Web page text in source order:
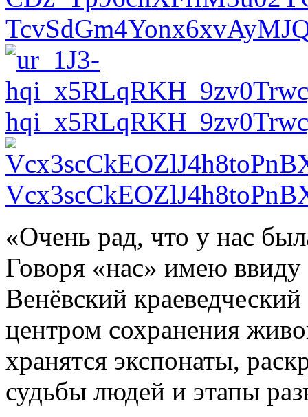
«Очень рад, что у нас
Говоря «нас» имею ввиду
Венёвский
центром сохранения
хранятся экспонаты,
судьбы людей и этапы